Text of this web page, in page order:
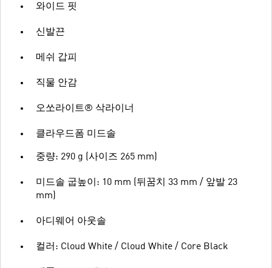
와이드 핏
신발끈
메쉬 갑피
직물 안감
오쏘라이트® 삭라이너
클라우드폼 미드솔
중량: 290 g (사이즈 265 mm)
미드솔 굽높이: 10 mm (뒤꿈치 33 mm / 앞발 23
mm)
아디웨어 아웃솔
컬러: Cloud White / Cloud White / Core Black